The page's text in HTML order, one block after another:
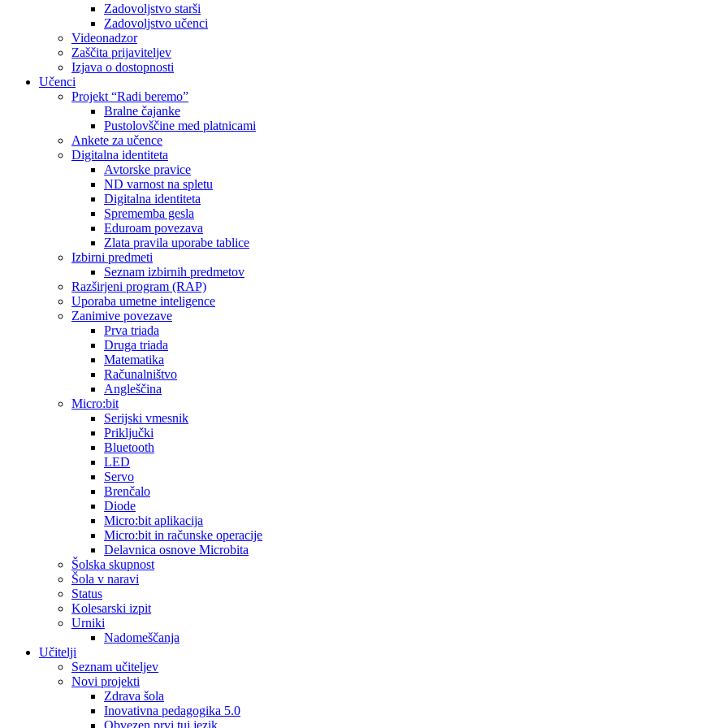
Zadovoljstvo starši
Zadovoljstvo učenci
Videonadzor
Zaščita prijaviteljev
Izjava o dostopnosti
Učenci
Projekt “Radi beremo”
Bralne čajanke
Pustolovščine med platnicami
Ankete za učence
Digitalna identiteta
Avtorske pravice
ND varnost na spletu
Digitalna identiteta
Sprememba gesla
Eduroam povezava
Zlata pravila uporabe tablice
Izbirni predmeti
Seznam izbirnih predmetov
Razširjeni program (RAP)
Uporaba umetne inteligence
Zanimive povezave
Prva triada
Druga triada
Matematika
Računalništvo
Angleščina
Micro:bit
Serijski vmesnik
Priključki
Bluetooth
LED
Servo
Brenčalo
Diode
Micro:bit aplikacija
Micro:bit in računske operacije
Delavnica osnove Microbita
Šolska skupnost
Šola v naravi
Status
Kolesarski izpit
Urniki
Nadomeščanja
Učitelji
Seznam učiteljev
Novi projekti
Zdrava šola
Inovativna pedagogika 5.0
Obvezen prvi tuj jezik